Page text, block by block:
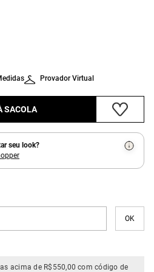
Provador Virtual
SACOLA
seu look?
acima de R$550,00 com código de